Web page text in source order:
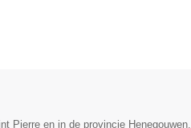
Pierre en in de provincie Henegouwen.